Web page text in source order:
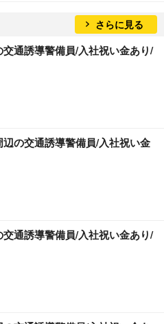
さらに見る
通誘導警備員/入社祝い金あり/
の交通誘導警備員/入社祝い金
通誘導警備員/入社祝い金あり/